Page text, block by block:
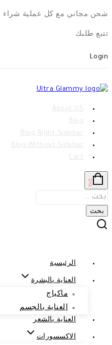
Skip
content
شحن مجاني مع كل عملية شراء
تتبع طلبك
Login
About US
Blog
Blog Right Sidebar
Blog Without Sidebar
Cart
0
البحث
عن:
الرئيسية
العناية بالبشرة
ماكياج
العناية بالجسم
العناية بالشعر
الاكسسورات